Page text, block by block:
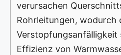
verursachen
Rohrleitungen, wodurch
Verstopfungsanfälligkeit
Effizienz von